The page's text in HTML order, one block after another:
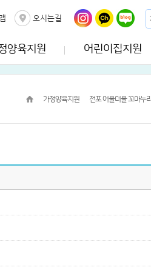
오시는길
양육지원 어린이집지원
가정양육지원 전포 어울더울 꼬마누